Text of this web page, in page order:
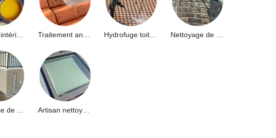
Peinture intérieure 91
Artisan nettoyage de puits de lumière et Skydome 91